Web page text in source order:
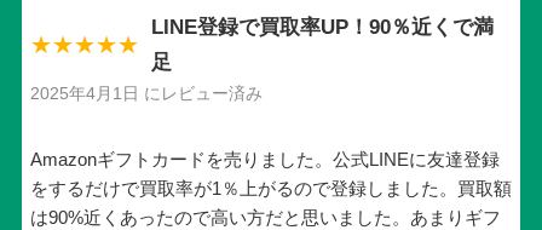
★★★★★
LINE登録で買取率UP！90％近くで満
足
2025年4月1日 にレビュー済み
Amazonギフトカードを売りました。公式LINEに友達登録
をするだけで買取率が1％上がるので登録しました。買取額
は90%近くあったので高い方だと思いました。あまりギフ